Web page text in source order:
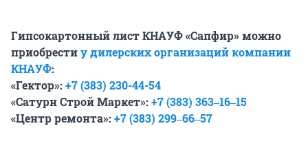
Гипсокартонный лист КНАУФ «Сапфир» можно
приобрестиудилерских организаций компании
КНАУФ:
«Гектор»: +7(383) 230-44-54
«Сатурн Строй Маркет»: +7 (383) 363‒16‒15
«Центр ремонта»: +7 (383) 299‒66‒57